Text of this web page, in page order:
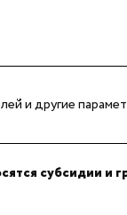
и другие
субсидии и